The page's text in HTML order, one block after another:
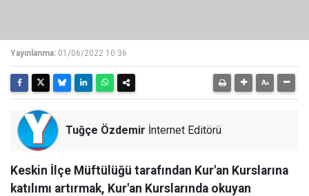
Yayınlanma: 01/06/2022 10:36
Tuğçe Özdemir İnternet Editörü
Keskin İlçe Müftülüğü tarafından Kur'an Kurslarına
katılımı artırmak, Kur'an Kurslarında okuyan